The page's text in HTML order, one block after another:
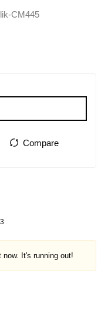
CM445
It's running out!